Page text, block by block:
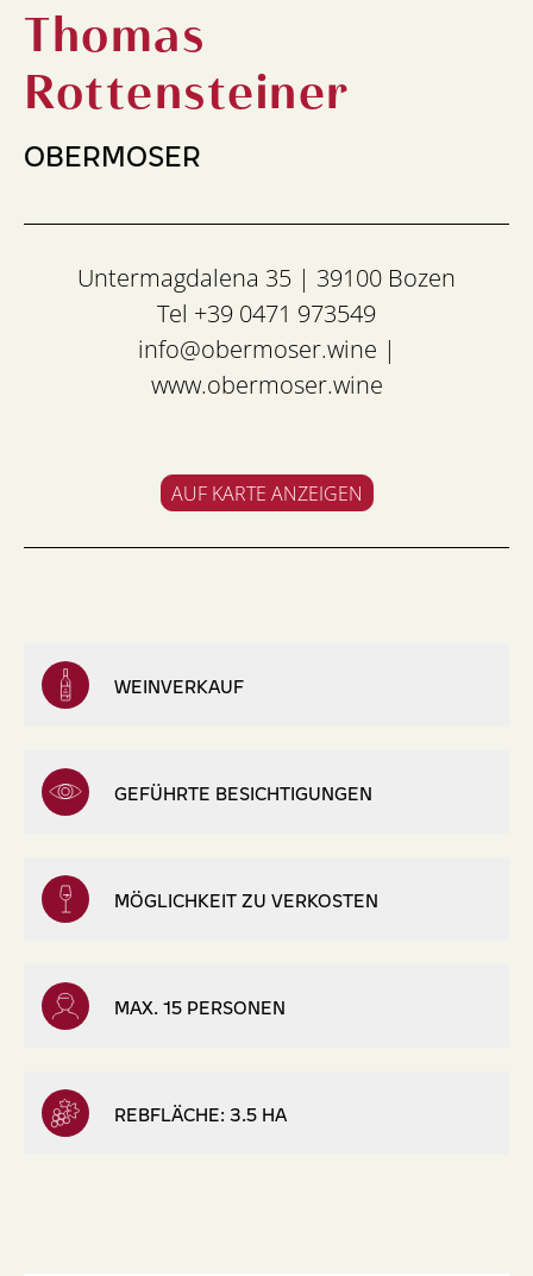
Thomas
Rottensteiner
OBERMOSER
Untermagdalena 35 | 39100 Bozen
Tel +39 0471 973549
info@obermoser.wine |
www.obermoser.wine
AUF KARTE ANZEIGEN
WEINVERKAUF
GEFÜHRTE BESICHTIGUNGEN
MÖGLICHKEIT ZU VERKOSTEN
MAX. 15 PERSONEN
REBFLÄCHE: 3.5 HA